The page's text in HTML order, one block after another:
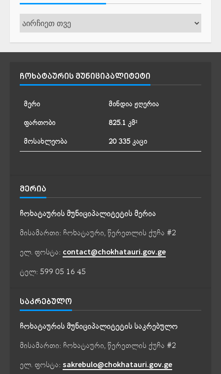
სიახლეების
არქივი
ᲩᲝᲮᲐᲢᲐᲣᲠᲘᲡ ᲛᲣᲜᲘᲪᲘᲞᲐᲚᲘᲢᲔᲢᲘ
მერი
მინდია ჟღერია
ფართობი
825.1 კმ²
მოსახლეობა
20 335 კაცი
ᲛᲔᲠᲘᲐ
ჩოხატაურის მუნიციპალიტეტის მერია
მისამართი: ჩოხატაური, წერეთლის ქუჩა #2
ელ. ფოსტა: contact@chokhatauri.gov.ge
ტელ: 599 05 16 45
ᲡᲐᲙᲠᲔᲑᲣᲚᲝ
ჩოხატაურის მუნიციპალიტეტის საკრებულო
მისამართი: ჩოხატაური, წერეთლის ქუჩა #2
ელ. ფოსტა: sakrebulo@chokhatauri.gov.ge